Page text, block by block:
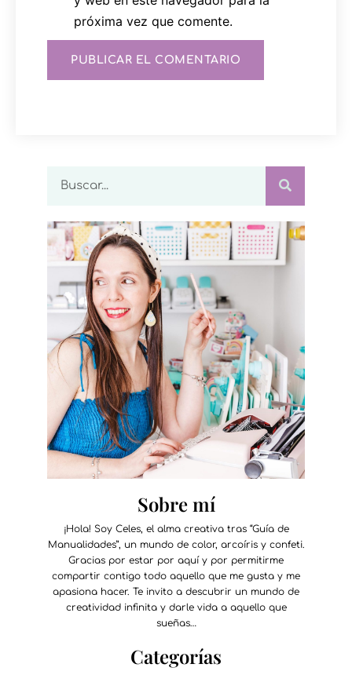
próxima vez que comente.
Sobre mí
¡Hola! Soy Celes, el alma creativa tras “Guía de
Manualidades”, un mundo de color, arcoíris y confeti.
Gracias por estar por aquí y por permitirme
compartir contigo todo aquello que me gusta y me
apasiona hacer. Te invito a descubrir un mundo de
creatividad infinita y darle vida a aquello que
sueñas…
Categorías